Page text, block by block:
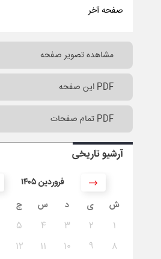
صفحه آخر
مشاهده تصویر صفحه
PDF این صفحه
PDF تمام صفحات
آرشیو تاریخی
۱۴۰۵ فروردین
ش
ی د س چ
۱ ۲ ۳ ۴ ۵
۸
۹ ۱۰ ۱۱ ۱۲